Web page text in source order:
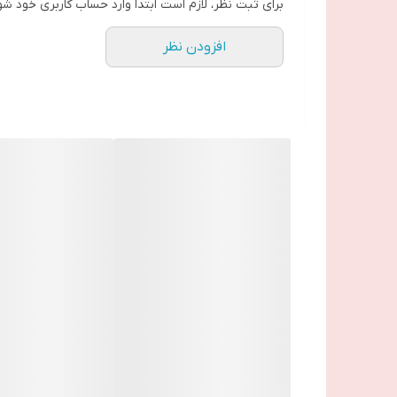
☑️دارای مجوز تست چشم‌ پزشکی و تست کلینیکی
برای ثبت نظر، لازم است ابتدا وارد حساب کاربری خود
افزودن نظر